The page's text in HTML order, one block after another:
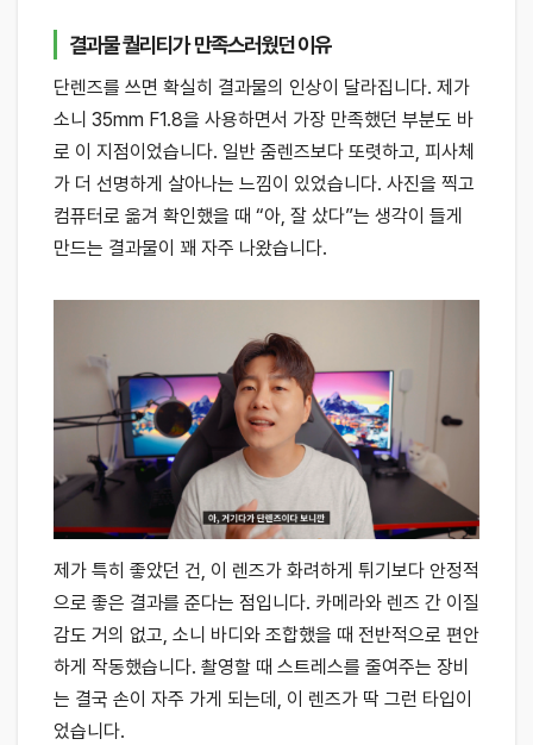
결과물 퀄리티가 만족스러웠던 이유
단렌즈를 쓰면 확실히 결과물의 인상이 달라집니다. 제가
소니 35mm F1.8을 사용하면서 가장 만족했던 부분도 바
로 이 지점이었습니다. 일반 줌렌즈보다 또렷하고, 피사체
가 더 선명하게 살아나는 느낌이 있었습니다. 사진을 찍고
컴퓨터로 옮겨 확인했을 때 “아, 잘 샀다”는 생각이 들게
만드는 결과물이 꽤 자주 나왔습니다.
제가 특히 좋았던 건, 이 렌즈가 화려하게 튀기보다 안정적
으로 좋은 결과를 준다는 점입니다. 카메라와 렌즈 간 이질
감도 거의 없고, 소니 바디와 조합했을 때 전반적으로 편안
하게 작동했습니다. 촬영할 때 스트레스를 줄여주는 장비
는 결국 손이 자주 가게 되는데, 이 렌즈가 딱 그런 타입이
었습니다.